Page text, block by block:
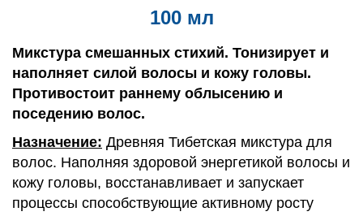
100 мл
Микстура смешанных стихий. Тонизирует и
наполняет силой волосы и кожу головы.
Противостоит раннему облысению и
поседению волос.
Назначение: Древняя Тибетская микстура для
волос. Наполняя здоровой энергетикой волосы и
кожу головы, восстанавливает и запускает
процессы способствующие активному росту